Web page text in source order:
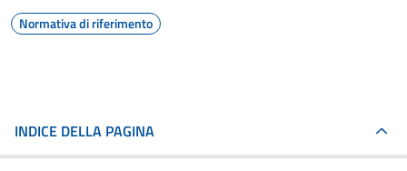
Normativa di riferimento
INDICE DELLA PAGINA